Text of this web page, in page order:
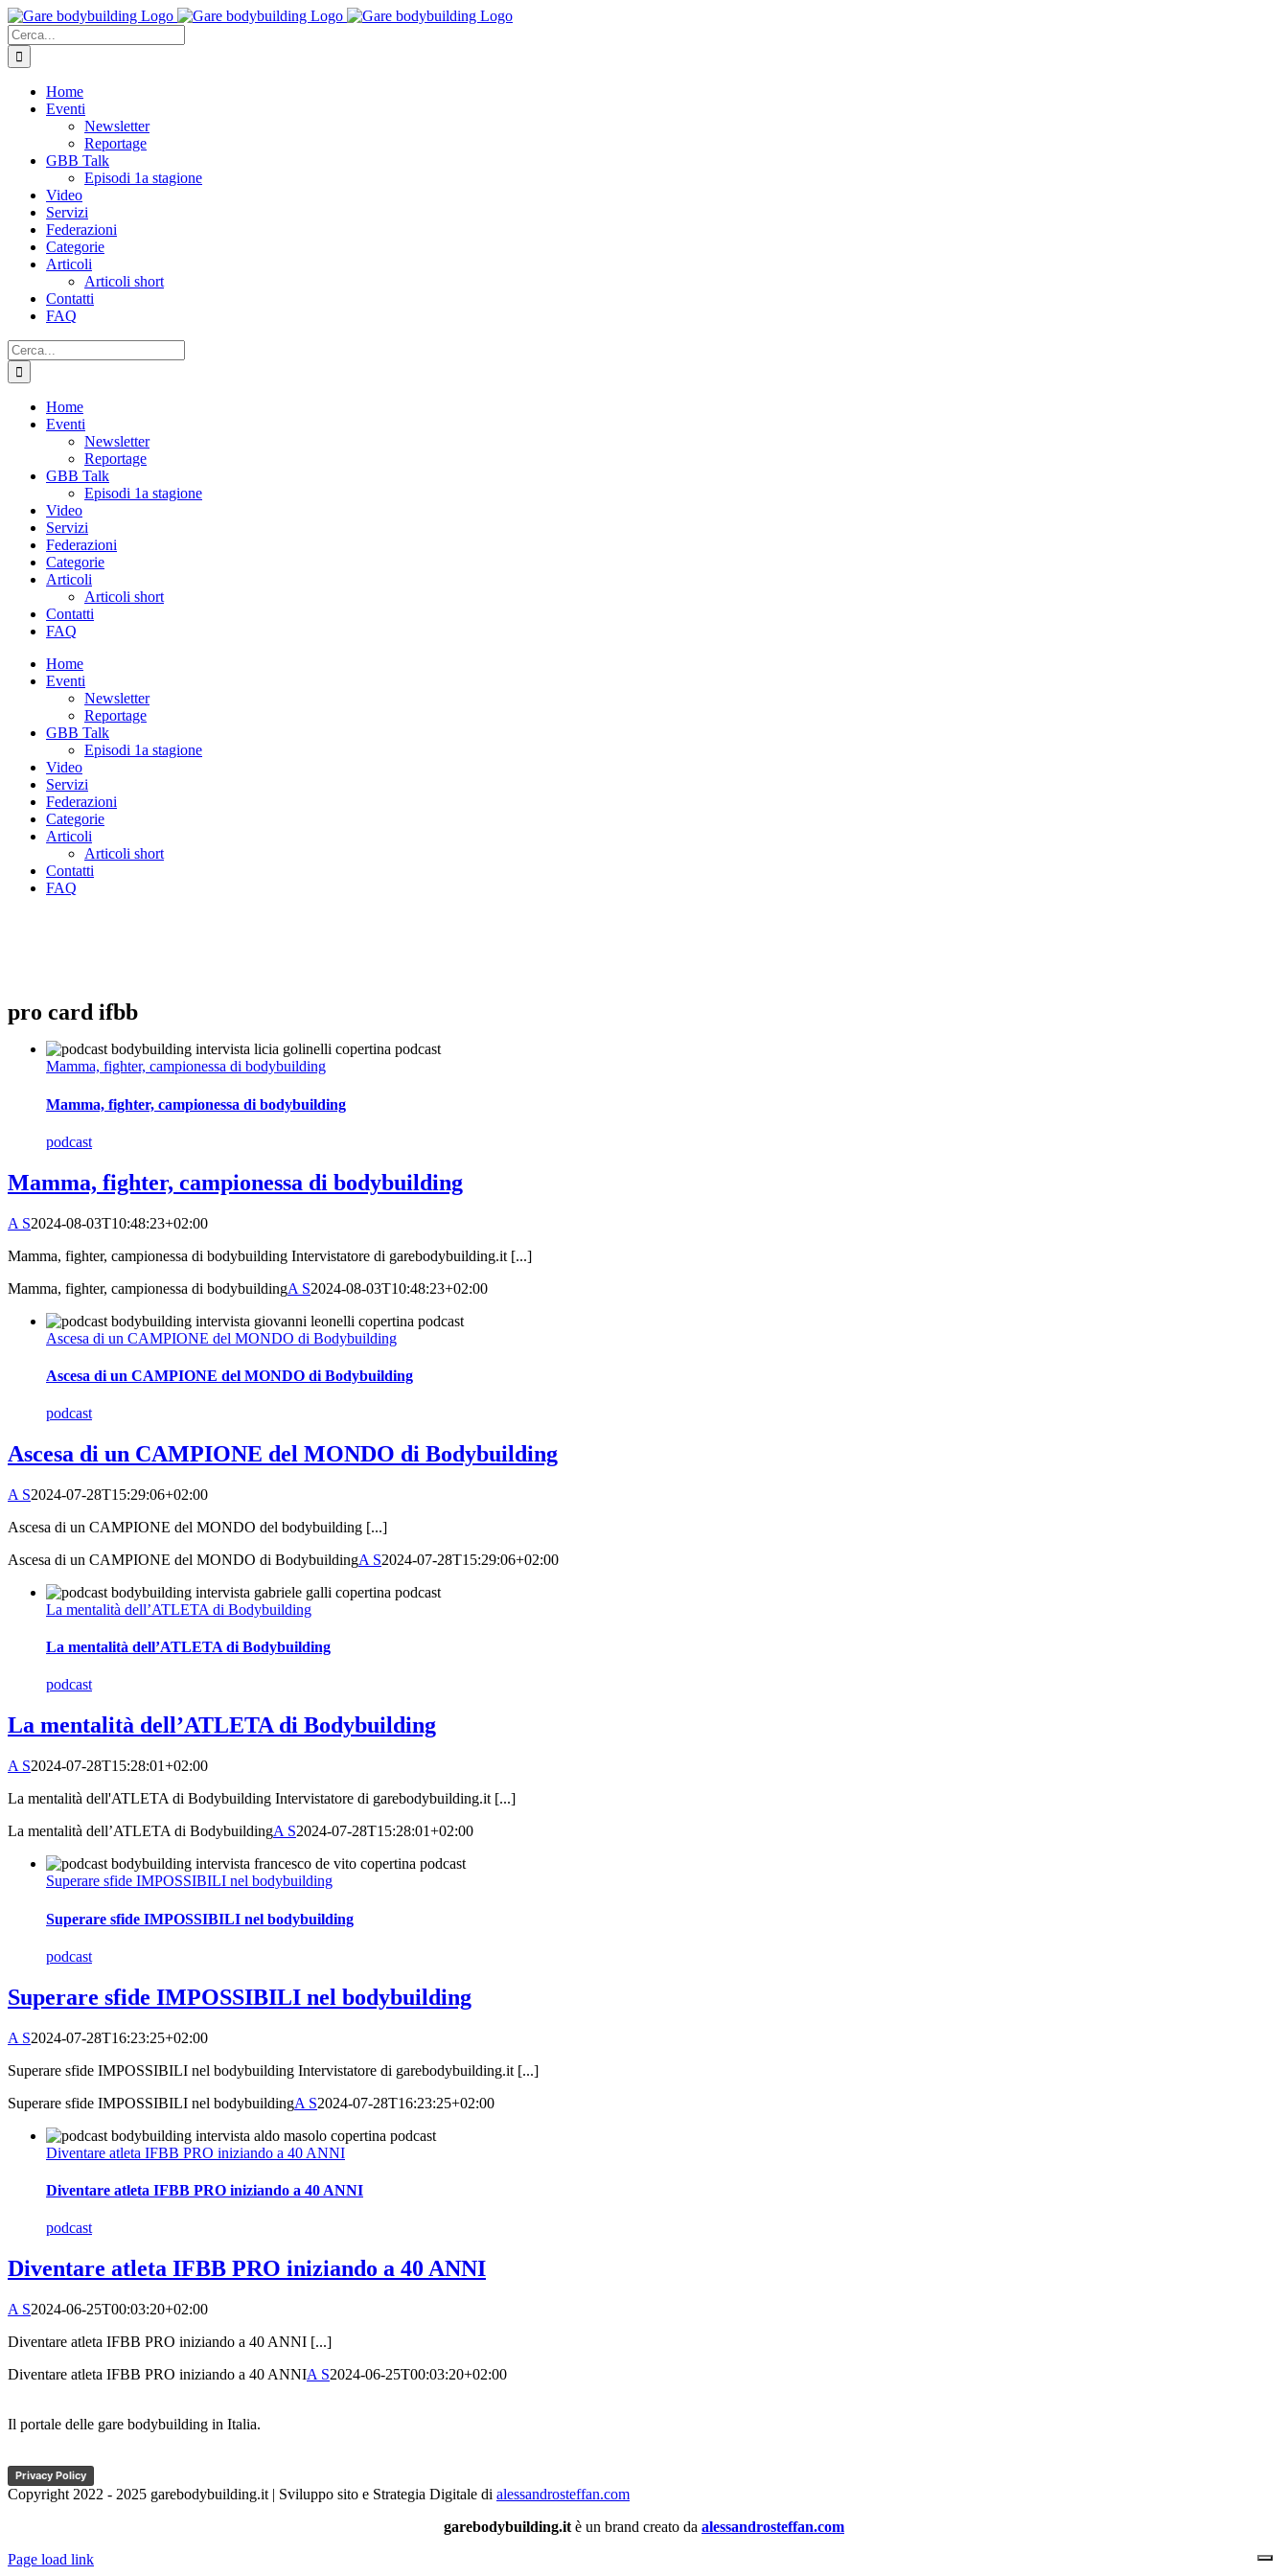
Salta
al
contenuto
Cerca
per:
Home
Eventi
Newsletter
Reportage
GBB Talk
Episodi 1a stagione
Video
Servizi
Federazioni
Categorie
Articoli
Articoli short
Contatti
FAQ
Cerca
per:
Home
Eventi
Newsletter
Reportage
GBB Talk
Episodi 1a stagione
Video
Servizi
Federazioni
Categorie
Articoli
Articoli short
Contatti
FAQ
Home
Eventi
Newsletter
Reportage
GBB Talk
Episodi 1a stagione
Video
Servizi
Federazioni
Categorie
Articoli
Articoli short
Contatti
FAQ
pro card ifbb
Mamma, fighter, campionessa di bodybuilding
Mamma, fighter, campionessa di bodybuilding
podcast
Mamma, fighter, campionessa di bodybuilding
A S2024-08-03T10:48:23+02:00
Mamma, fighter, campionessa di bodybuilding Intervistatore di garebodybuilding.it [...]
Mamma, fighter, campionessa di bodybuildingA S2024-08-03T10:48:23+02:00
Ascesa di un CAMPIONE del MONDO di Bodybuilding
Ascesa di un CAMPIONE del MONDO di Bodybuilding
podcast
Ascesa di un CAMPIONE del MONDO di Bodybuilding
A S2024-07-28T15:29:06+02:00
Ascesa di un CAMPIONE del MONDO del bodybuilding [...]
Ascesa di un CAMPIONE del MONDO di BodybuildingA S2024-07-28T15:29:06+02:00
La mentalità dell’ATLETA di Bodybuilding
La mentalità dell’ATLETA di Bodybuilding
podcast
La mentalità dell’ATLETA di Bodybuilding
A S2024-07-28T15:28:01+02:00
La mentalità dell'ATLETA di Bodybuilding Intervistatore di garebodybuilding.it [...]
La mentalità dell’ATLETA di BodybuildingA S2024-07-28T15:28:01+02:00
Superare sfide IMPOSSIBILI nel bodybuilding
Superare sfide IMPOSSIBILI nel bodybuilding
podcast
Superare sfide IMPOSSIBILI nel bodybuilding
A S2024-07-28T16:23:25+02:00
Superare sfide IMPOSSIBILI nel bodybuilding Intervistatore di garebodybuilding.it [...]
Superare sfide IMPOSSIBILI nel bodybuildingA S2024-07-28T16:23:25+02:00
Diventare atleta IFBB PRO iniziando a 40 ANNI
Diventare atleta IFBB PRO iniziando a 40 ANNI
podcast
Diventare atleta IFBB PRO iniziando a 40 ANNI
A S2024-06-25T00:03:20+02:00
Diventare atleta IFBB PRO iniziando a 40 ANNI [...]
Diventare atleta IFBB PRO iniziando a 40 ANNIA S2024-06-25T00:03:20+02:00
Il portale delle gare bodybuilding in Italia.
Privacy Policy
Copyright 2022 - 2025 garebodybuilding.it | Sviluppo sito e Strategia Digitale di alessandrosteffan.com
garebodybuilding.it è un brand creato da alessandrosteffan.com
Page load link